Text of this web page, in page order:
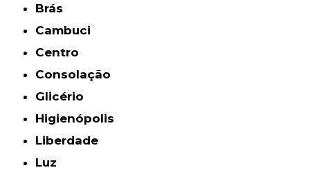
Brás
Cambuci
Centro
Consolação
Glicério
Higienópolis
Liberdade
Luz